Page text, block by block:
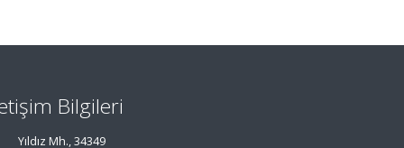
Bilgileri
Yıldız Mh., 34349